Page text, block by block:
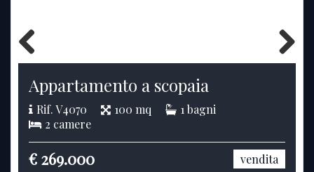
Previous Next
Appartamento a scopaia
Rif. V4070 100 mq
1 bagni
2 camere
€ 269.000 vendita